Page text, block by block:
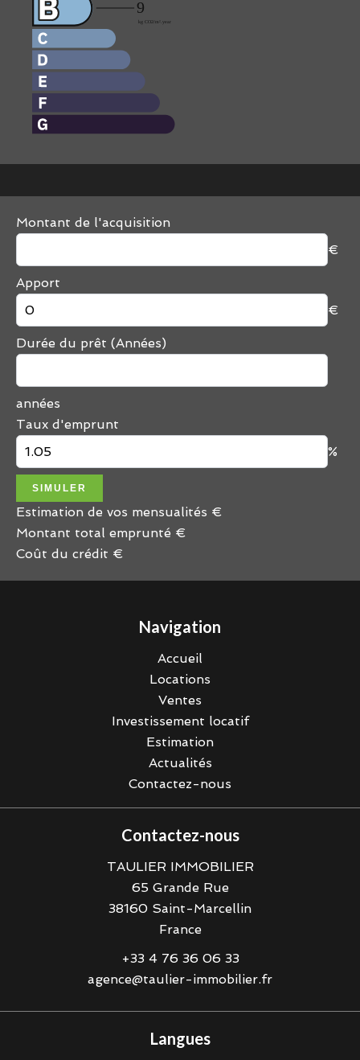
Montant de l'acquisition
€
Apport
€
Durée du prêt (Années)
années
Taux d'emprunt
%
SIMULER
Estimation de vos mensualités €
Montant total emprunté €
Coût du crédit €
Navigation
Accueil
Locations
Ventes
Investissement locatif
Estimation
Actualités
Contactez-nous
Contactez-nous
TAULIER IMMOBILIER
65 Grande Rue
38160 Saint-Marcellin
France
+33 4 76 36 06 33
agence@taulier-immobilier.fr
Langues